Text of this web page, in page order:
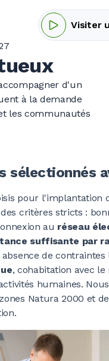
Visiter
d'un
à la demande
les communautés
sélectionnés
pour l'implantation
critères stricts :
au réseau
suffisante par
absence de contraintes
, cohabitation avec
humaines.
Natura 2000 et